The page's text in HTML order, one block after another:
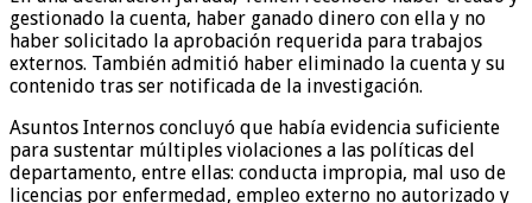
gestionado la cuenta, haber ganado dinero con ella y no
haber solicitado la aprobación requerida para trabajos
externos. También admitió haber eliminado la cuenta y su
contenido tras ser notificada de la investigación.
Asuntos Internos concluyó que había evidencia suficiente
para sustentar múltiples violaciones a las políticas del
departamento, entre ellas: conducta impropia, mal uso de
licencias por enfermedad, empleo externo no autorizado y